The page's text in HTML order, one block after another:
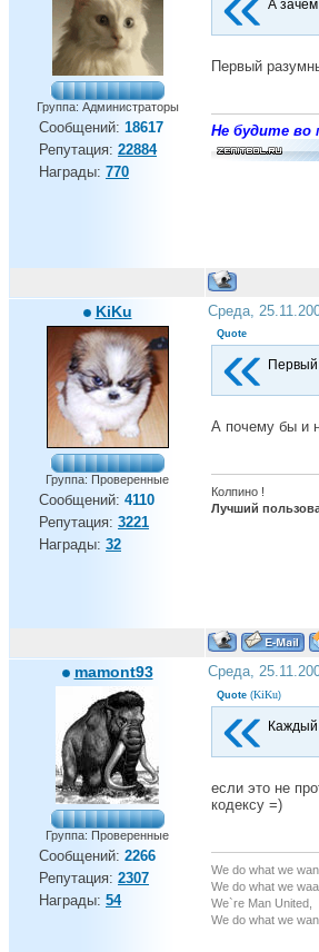
Группа: Администраторы
Сообщений: 18617
Репутация: 22884
Награды: 770
А зачем
Первый
Не будите во
KiKu
Группа: Проверенные
Сообщений: 4110
Репутация: 3221
Награды: 32
Среда,
Quote
Первый
А почему бы и
Колпино !
Лучший
mamont93
Группа: Проверенные
Сообщений: 2266
Репутация: 2307
Награды: 54
Среда,
Quote (KiKu)
Каждый
если это не
кодексу =)
We do what we
We do what we
We`re Man United,
We do what we